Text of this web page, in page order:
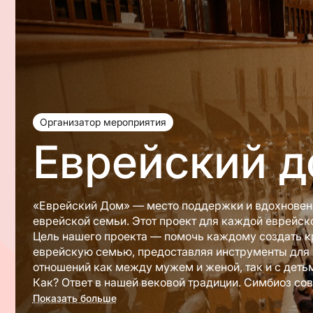
Организатор мероприятия
Еврейский
«Еврейский Дом»— место поддержки и
еврейской семьи. Этот проект для каждой
Цель нашего проекта — помочь каждому создать
еврейскую семью, предоставляя инструменты для
отношений как между мужем и женой, так и с
Как? Ответ в нашей вековой традиции. Симбиоз
мудрость еврейской традиции - вот залог крепких
Показать больше